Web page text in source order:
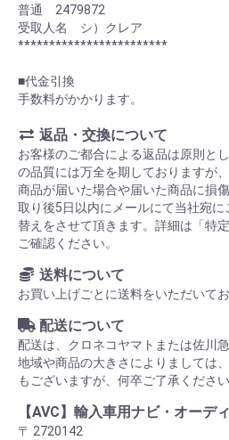
普通 2479872
受取人名 シ）クレア
************************
■代金引換
手数料がかかります。
返品・交換について
お客様のご都合による返品は原則と
の品質には万全を期しておりますが
商品が届いた場合や届いた商品に損
取り後5日以内にメールにて当社宛
替えをさせて頂きます。詳細は「特
ご確認ください。
送料について
お買い上げごとに送料をいただいてお
配送について
配送は、クロネコヤマトまたは佐川
地域や商品の大きさによりましては
もございますが、何卒ご了承ください
【AVC】輸入車用ナビ・オーデ
〒 2720142